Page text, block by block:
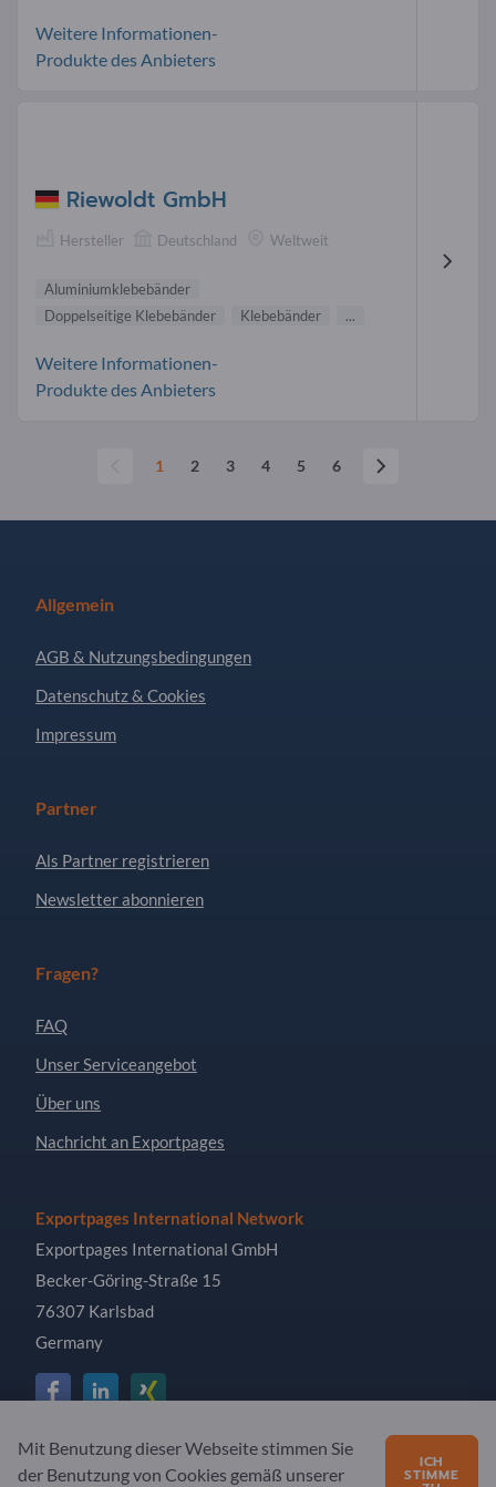
Weitere Informationen-
Produkte des Anbieters
Riewoldt GmbH
Hersteller Deutschland Weltweit
Aluminiumklebebänder
Doppelseitige Klebebänder
Klebebänder ...
Weitere Informationen-
Produkte des Anbieters
1 2 3 4 5 6
Allgemein
AGB & Nutzungsbedingungen
Datenschutz & Cookies
Impressum
Partner
Als Partner registrieren
Newsletter abonnieren
Fragen?
FAQ
Unser Serviceangebot
Über uns
Nachricht an Exportpages
Exportpages International Network
Exportpages International GmbH
Becker-Göring-Straße 15
76307 Karlsbad
Germany
Copyright © 2026 Exportpages International GmbH. Alle
Mit Benutzung dieser Webseite stimmen Sie
der Benutzung von Cookies gemäß unserer
ICH
STIMME